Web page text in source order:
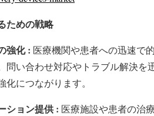
ための戦略
強化 : 医療機関や患者への迅速で
問い合わせ対応やトラブル解決を
につながります。
ション提供 : 医療施設や患者の治